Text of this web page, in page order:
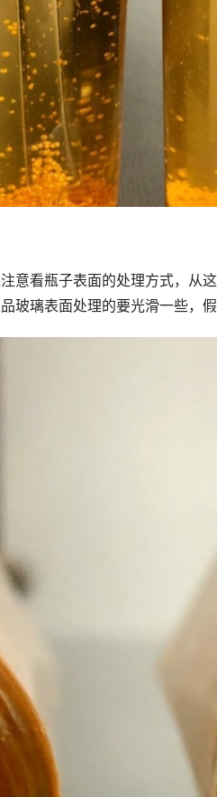
意看瓶子表面的处理方式，从
玻璃表面处理的要光滑一些，